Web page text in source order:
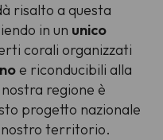
risalto a questa
in un unico
corali organizzati
e riconducibili alla
regione è
progetto nazionale
nostro territorio.